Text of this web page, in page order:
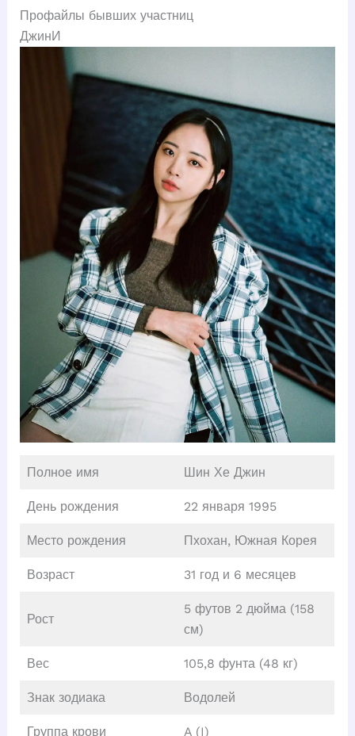
Профайлы бывших участниц
ДжинИ
Полное имя Шин Хе Джин
День рождения 22 января 1995
Место рождения Пхохан, Южная Корея
Возраст 31 год и 6 месяцев
Рост
5 футов 2 дюйма (158
см)
Вес 105,8 фунта (48 кг)
Знак зодиака Водолей
Группа крови A (I)